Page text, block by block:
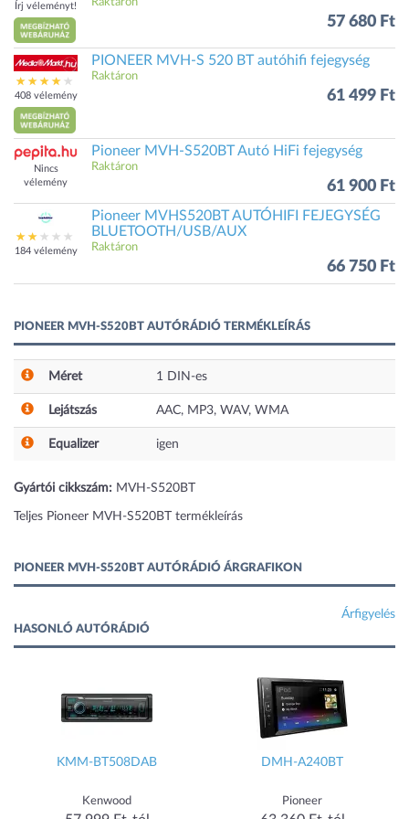
Írj véleményt!
57 680 Ft
408 vélemény
PIONEER MVH-S 520 BT autóhifi fejegység
Raktáron
61 499 Ft
Nincs
vélemény
Pioneer MVH-S520BT Autó HiFi fejegység
Raktáron
61 900 Ft
184 vélemény
Pioneer MVHS520BT AUTÓHIFI FEJEGYSÉG
BLUETOOTH/USB/AUX
Raktáron
66 750 Ft
PIONEER MVH-S520BT AUTÓRÁDIÓ TERMÉKLEÍRÁS
Méret 1 DIN-es
Lejátszás AAC, MP3, WAV, WMA
Equalizer igen
Gyártói cikkszám: MVH-S520BT
Teljes Pioneer MVH-S520BT termékleírás
PIONEER MVH-S520BT AUTÓRÁDIÓ ÁRGRAFIKON
Árfigyelés
HASONLÓ AUTÓRÁDIÓ
KMM-BT508DAB
Kenwood
DMH-A240BT
Pioneer